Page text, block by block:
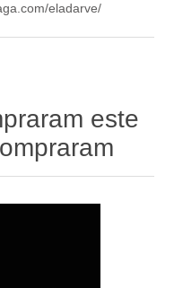
eladarve/
este